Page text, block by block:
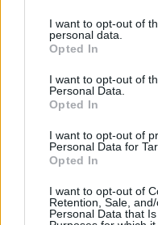
I want to opt-out of
personal data.
Opted In
I want to opt-out of
Personal Data.
Opted In
I want to opt-out of
Personal Data for
Opted In
I want to opt-out of
Retention, Sale,
Personal Data that
Θέσεις Εργασίας ανά
Θέσεις Εργασίας ανά
Κέντρο Βοήθειας
Καταχώρηση Online